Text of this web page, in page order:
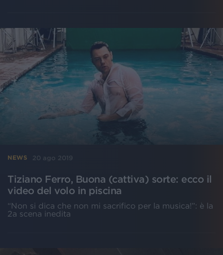
NEWS 20 ago 2019
Tiziano Ferro, Buona (cattiva) sorte: ecco il
video del volo in piscina
“Non si dica che non mi sacrifico per la musica!”: è la
2a scena inedita